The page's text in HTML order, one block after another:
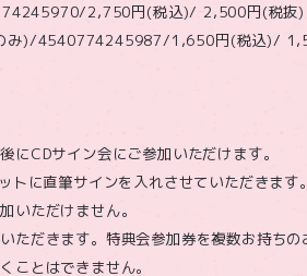
2,750円(税込)/ 2,500円(税抜)
のみ)/4540774245987/1,650円(税込)/
にCDサイン会にご参加いただけます。
トに直筆サインを入れさせていただきます
いただけません。
ただきます。特典会参加券を複数お持ち
ことはできません。